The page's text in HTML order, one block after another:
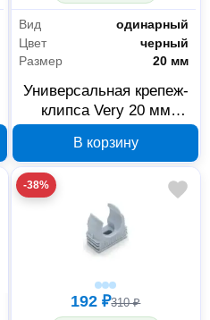
Вид
одинарный
Цвет
черный
Размер
20 мм
Универсальная крепеж-
клипса Very 20 мм
В корзину
-38%
192 ₽310 ₽